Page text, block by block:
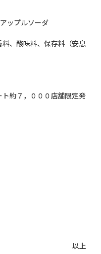
ップルソーダ
、酸味料、保存料（安息
約７，０００店舗限定発
以上